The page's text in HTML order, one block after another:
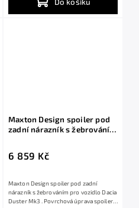
Do košíku
Maxton Design spoiler pod
zadní nárazník s žebrováním
6 859 Kč
Maxton Design spoiler pod zadní
nárazník s žebrováním pro vozidlo Dacia
Duster Mk3 . Povrchová úprava spoileru